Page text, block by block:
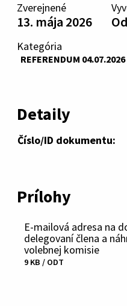
Zverejnené
13. mája 2026
Kategória
REFERENDUM 04.07.2026
Detaily
Číslo/ID dokumentu:
Prílohy
Stiahnuť
E-mailová adresa na
delegovaní člena a
volebnej komisie
9 KB / ODT